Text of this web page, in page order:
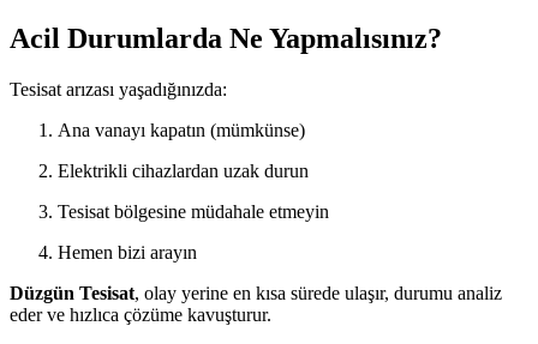
Acil Durumlarda Ne Yapmalısınız?
Tesisat arızası yaşadığınızda:
Ana vanayı kapatın (mümkünse)
Elektrikli cihazlardan uzak durun
Tesisat bölgesine müdahale etmeyin
Hemen bizi arayın
Düzgün Tesisat, olay yerine en kısa sürede ulaşır, durumu analiz
eder ve hızlıca çözüme kavuşturur.